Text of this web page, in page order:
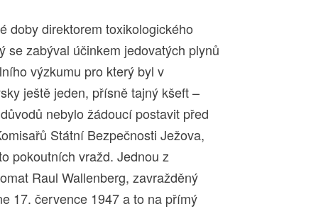
doby direktorem toxikologického
se zabýval účinkem jedovatých plynů
výzkumu pro který byl v
ještě jeden, přísně tajný kšeft –
nebylo žádoucí postavit před
Státní Bezpečnosti Ježova,
pokoutních vražd. Jednou z
Raul Wallenberg, zavražděný
17. července 1947 a to na přímý